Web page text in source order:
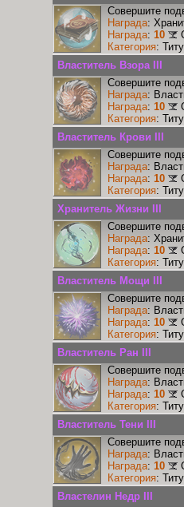
Совершите
Награда:
Награда: 10
Категория:
Властитель Взора III
Совершите
Награда:
Награда: 10
Категория:
Властитель Крови III
Совершите
Награда:
Награда: 10
Категория:
Хранитель Жизни III
Совершите
Награда:
Награда: 10
Категория:
Властитель Мощи III
Совершите
Награда:
Награда: 10
Категория:
Властитель Ран III
Совершите
Награда:
Награда: 10
Категория:
Властитель Тени III
Совершите
Награда:
Награда: 10
Категория:
Властелин Недр III